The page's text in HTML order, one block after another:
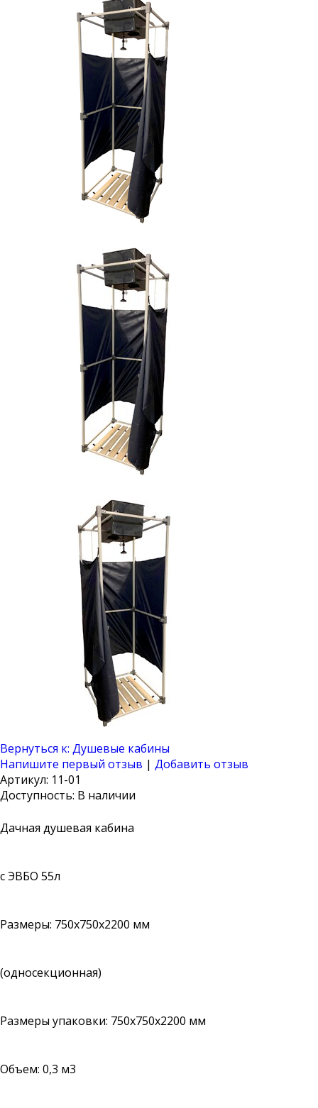
Вернуться к: Душевые кабины
Напишите первый отзыв | Добавить отзыв
Артикул: 11-01
Доступность: В наличии
Дачная душевая кабина
с ЭВБО 55л
Размеры: 750х750х2200 мм
(односекционная)
Размеры упаковки: 750х750х2200 мм
Объем: 0,3 м3